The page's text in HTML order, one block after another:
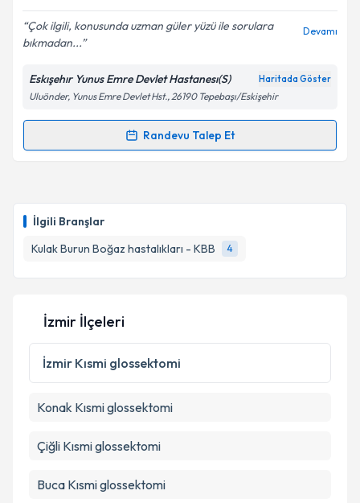
İlgili Branşlar
Kulak Burun Boğaz hastalıkları - KBB
4
E-posta Adresiniz
Kişisel verilerimin işlenmesine ilişkinAydınlatma
Metni'ni okudum ve kişisel verilerimin belirtilen
kapsamda işlenmesini kabul ediyorum.
Çok ilgili, konusunda uzman güler yüzü ile sorulara
bıkmadan...
Devamı
Eskışehır Yunus Emre Devlet Hastanesı(S) Haritada Göster
Uluönder, Yunus Emre Devlet Hst., 26190 Tepebaşı/Eskişehir
Randevu Talep Et
Randevu Takvimi Talebi
takvim hazırlandığında e-posta ile bilgilendireceğiz.
Kişisel verilerimin işlenmesine ilişkinAydınlatma
Metni 'ni okudum ve kişisel verilerimin belirtilen
kapsamda işlenmesini kabul ediyorum.
İzmir İlçeleri
İzmir Kısmi glossektomi
Konak Kısmi glossektomi
Çiğli Kısmi glossektomi
Buca Kısmi glossektomi